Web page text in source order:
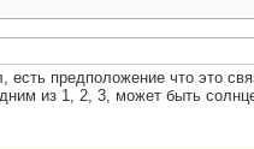
предположение что это
из 1, 2, 3, может быть